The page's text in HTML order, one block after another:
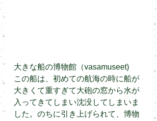
大きな船の博物館（vasamuseet)
この船は、初めての航海の時に船が
大きくて重すぎて大砲の窓から水が
入ってきてしまい沈没してしまいま
した。のちに引き上げられて、博物